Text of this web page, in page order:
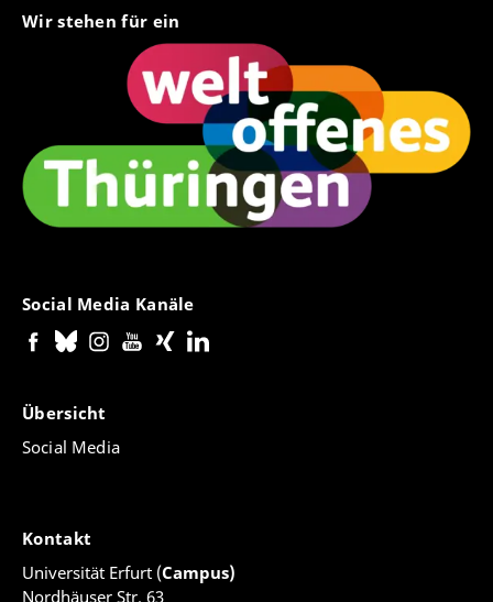
Wir stehen für ein
Social Media Kanäle
Übersicht
Social Media
Kontakt
Universität Erfurt (Campus)
Nordhäuser Str. 63